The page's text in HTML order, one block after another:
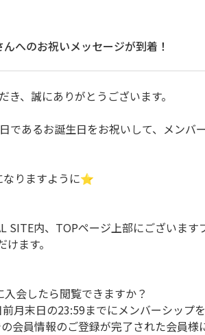
へのお祝いメッセージが到着！
、誠にありがとうございます。
であるお誕生日をお祝いして、メンバ
なりますように⭐︎
SITE内、TOPページ上部にございま
ます。
会したら閲覧できますか？
月末日の23:59までにメンバーシップ
会員情報のご登録が完了された会員様